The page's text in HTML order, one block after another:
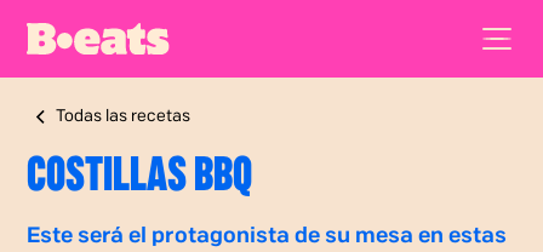
Todas las recetas
COSTILLAS BBQ
Este será el protagonista de su mesa en estas